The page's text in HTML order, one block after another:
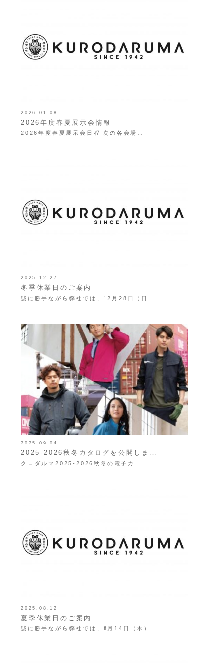
2026.01.08
2026年度春夏展示会情報
2026年度春夏展示会日程 次の各会場…
2025.12.27
冬季休業日のご案内
誠に勝手ながら弊社では、12月28日（日…
2025.09.04
2025-2026秋冬カタログを公開しま…
クロダルマ2025-2026秋冬の電子カ…
2025.08.12
夏季休業日のご案内
誠に勝手ながら弊社では、8月14日（木）…